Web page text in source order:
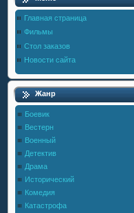
Главная страница
Фильмы
Стол заказов
Новости сайта
Жанр
Боевик
Вестерн
Военный
Детектив
Драма
Исторический
Комедия
Катастрофа